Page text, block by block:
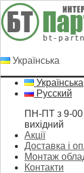
Українська
Українська
Русский
ПН-ПТ з 9-
вихідний
Акції
Доставка і
Монтаж
Контакти